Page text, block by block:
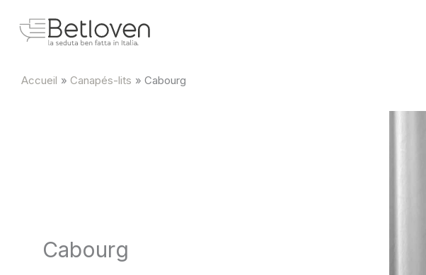
Accueil Canapés-lits Cabourg
Cabourg